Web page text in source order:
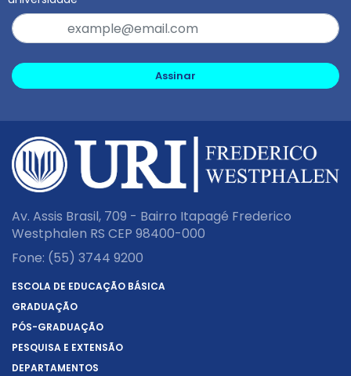
Assinar
Av. Assis Brasil, 709 - Bairro Itapagé Frederico
Westphalen RS CEP 98400-000
Fone: (55) 3744 9200
ESCOLA DE EDUCAÇÃO BÁSICA
GRADUAÇÃO
PÓS-GRADUAÇÃO
PESQUISA E EXTENSÃO
DEPARTAMENTOS